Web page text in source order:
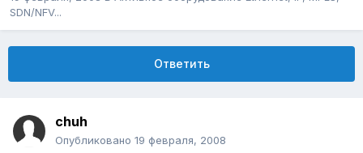
SDN/NFV...
Ответить
chuh
Опубликовано 19 февраля, 2008